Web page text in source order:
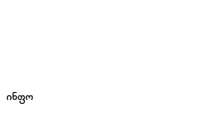
ინფო